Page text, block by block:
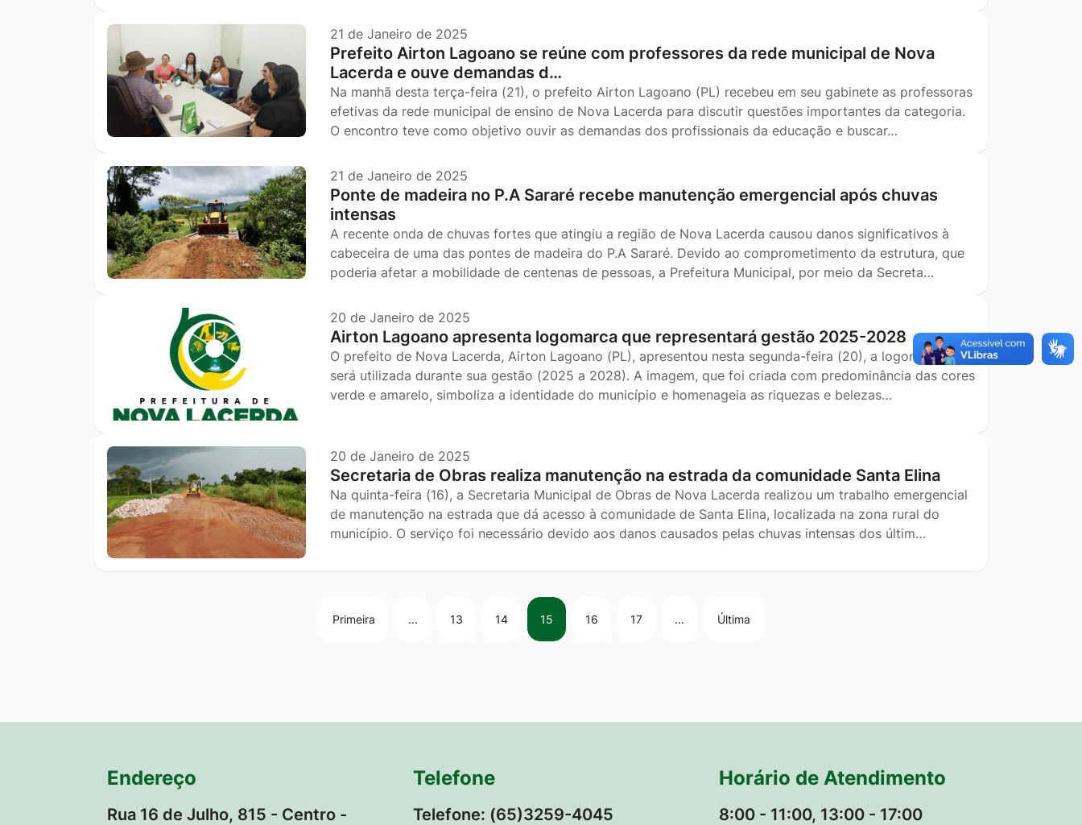
21 de Janeiro de 2025
Prefeito Airton Lagoano se reúne com professores da rede municipal de Nova
Lacerda e ouve demandas d…
Na manhã desta terça-feira (21), o prefeito Airton Lagoano (PL) recebeu em seu gabinete as professoras
efetivas da rede municipal de ensino de Nova Lacerda para discutir questões importantes da categoria.
O encontro teve como objetivo ouvir as demandas dos profissionais da educação e buscar…
21 de Janeiro de 2025
Ponte de madeira no P.A Sararé recebe manutenção emergencial após chuvas
intensas
A recente onda de chuvas fortes que atingiu a região de Nova Lacerda causou danos significativos à
cabeceira de uma das pontes de madeira do P.A Sararé. Devido ao comprometimento da estrutura, que
poderia afetar a mobilidade de centenas de pessoas, a Prefeitura Municipal, por meio da Secreta…
20 de Janeiro de 2025
Airton Lagoano apresenta logomarca que representará gestão 2025-2028
O prefeito de Nova Lacerda, Airton Lagoano (PL), apresentou nesta segunda-feira (20), a logomarca que
será utilizada durante sua gestão (2025 a 2028). A imagem, que foi criada com predominância das cores
verde e amarelo, simboliza a identidade do município e homenageia as riquezas e belezas…
20 de Janeiro de 2025
Secretaria de Obras realiza manutenção na estrada da comunidade Santa Elina
Na quinta-feira (16), a Secretaria Municipal de Obras de Nova Lacerda realizou um trabalho emergencial
de manutenção na estrada que dá acesso à comunidade de Santa Elina, localizada na zona rural do
município. O serviço foi necessário devido aos danos causados pelas chuvas intensas dos últim…
Primeira ... 13 14 15 16 17 ... Última
Endereço
Rua 16 de Julho, 815 - Centro -
Telefone
Telefone: (65)3259-4045
Horário de Atendimento
8:00 - 11:00, 13:00 - 17:00